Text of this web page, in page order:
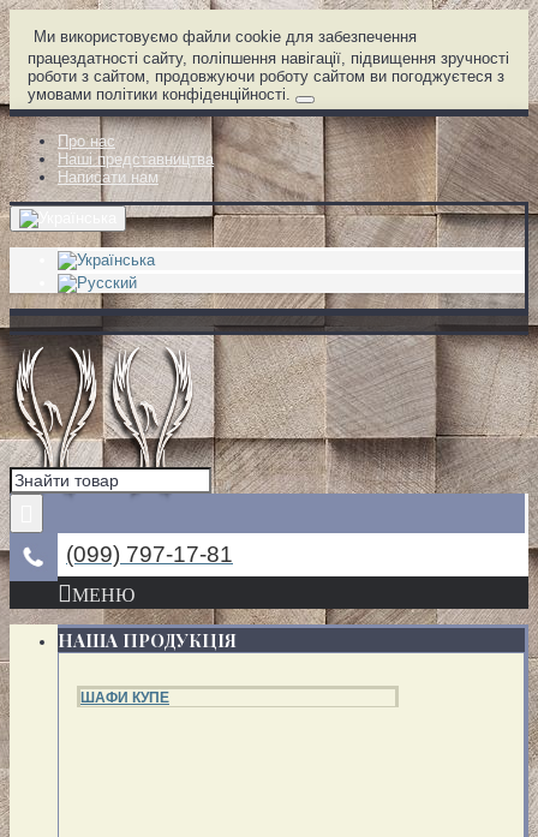
Ми використовуємо файли cookie для забезпечення
працездатності сайту, поліпшення навігації, підвищення зручності
роботи з сайтом, продовжуючи роботу сайтом ви погоджуєтеся з
умовами політики конфіденційності.
Про нас
Наші представництва
Написати нам
(099) 797-17-81
МЕНЮ
НАША ПРОДУКЦІЯ
ШАФИ КУПЕ